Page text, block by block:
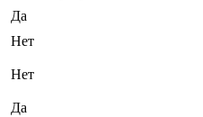
Да
Нет
Нет
Да